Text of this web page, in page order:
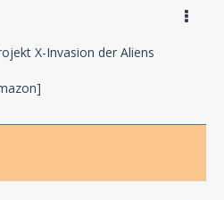
X-Invasion der Aliens